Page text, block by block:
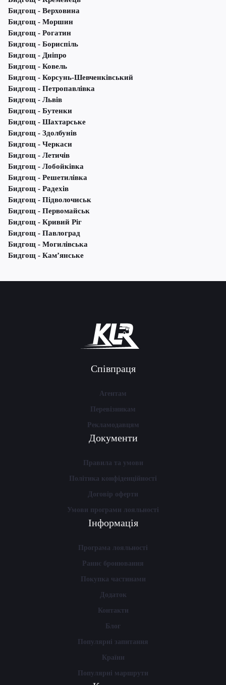
Бидгощ - Верховина
Бидгощ - Моршин
Бидгощ - Рогатин
Бидгощ - Бориспіль
Бидгощ - Дніпро
Бидгощ - Ковель
Бидгощ - Корсунь-Шевченківський
Бидгощ - Петропавлівка
Бидгощ - Львів
Бидгощ - Бутенки
Бидгощ - Шахтарське
Бидгощ - Здолбунів
Бидгощ - Черкаси
Бидгощ - Летичів
Бидгощ - Лобойківка
Бидгощ - Решетилівка
Бидгощ - Радехів
Бидгощ - Підволочиськ
Бидгощ - Первомайськ
Бидгощ - Кривий Ріг
Бидгощ - Павлоград
Бидгощ - Могилівська
Бидгощ - Кам’янське
Співпраця
Агентам
Перевізникам
Рекламодавцям
Документи
Правила та умови
Політика конфіденційності
Договір оферти
Умови програми лояльності
Інформація
Програма лояльності
Раннє бронювання
Покупка частинами
Додаток
Контакти
Блог
Популярні запитання
Країни
Популярні маршрути